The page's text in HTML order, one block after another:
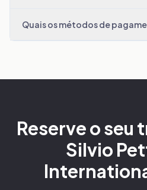
Quais os métodos de
Reserve o seu
Silvio